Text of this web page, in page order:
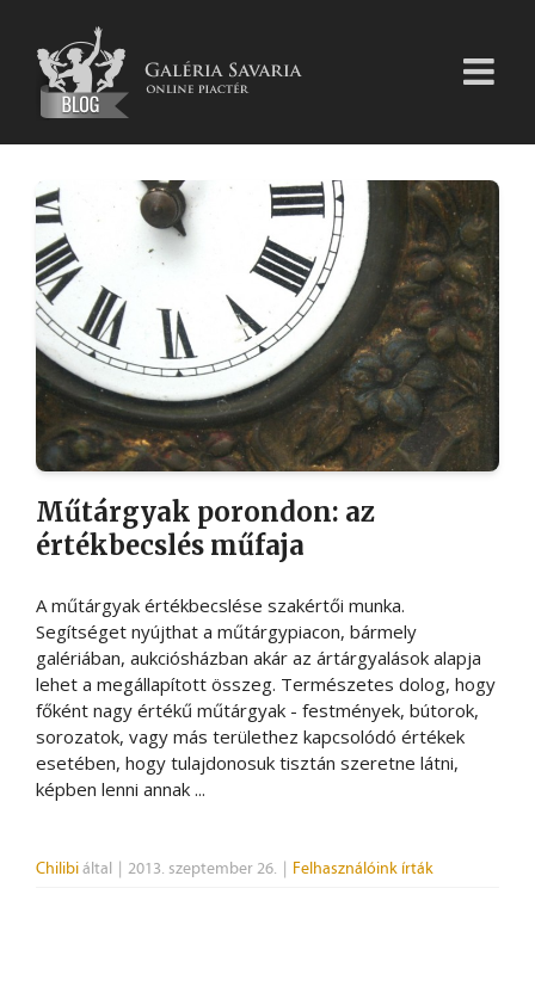
Műtárgyak porondon: az
értékbecslés műfaja
A műtárgyak értékbecslése szakértői munka.
Segítséget nyújthat a műtárgypiacon, bármely
galériában, aukciósházban akár az ártárgyalások alapja
lehet a megállapított összeg. Természetes dolog, hogy
főként nagy értékű műtárgyak - festmények, bútorok,
sorozatok, vagy más területhez kapcsolódó értékek
esetében, hogy tulajdonosuk tisztán szeretne látni,
képben lenni annak ...
Chilibiáltal | 2013. szeptember 26. | Felhasználóink írták